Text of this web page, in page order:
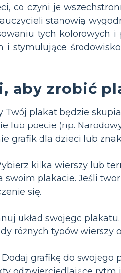
co czyni je
stanowią
tych kolorowych
i stymulujące
aby zrobić
Twój plakat będzie
lub poecie (np.
grafik dla dzieci lub
kilka wierszy lub
plakacie. Jeśli
się.
układ swojego
różnych typów wierszy
Dodaj grafikę do swojego